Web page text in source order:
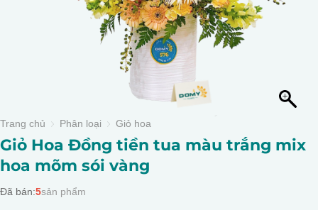
Trang chủ Phân loại Giỏ hoa
Giỏ Hoa Đồng tiền tua màu trắng mix
hoa mõm sói vàng
Đã bán:5sản phẩm